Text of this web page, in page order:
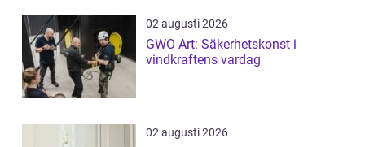
02 augusti 2026
GWO Art: Säkerhetskonst i
vindkraftens vardag
02 augusti 2026